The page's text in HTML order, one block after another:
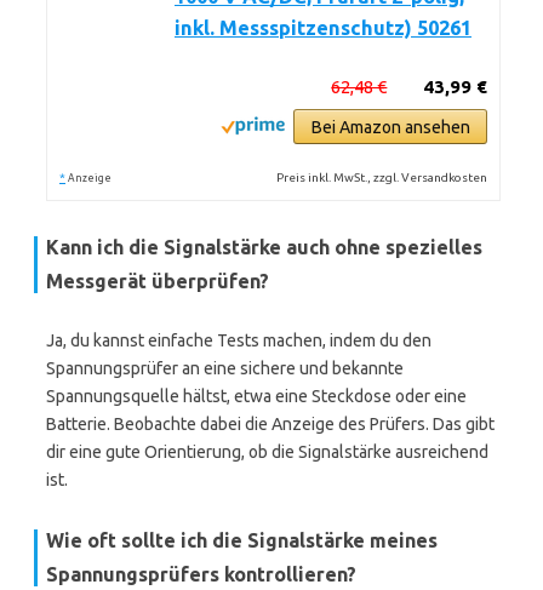
inkl. Messspitzenschutz) 50261
43,99 €
62,48 €
Bei Amazon ansehen
* Anzeige Preis inkl. MwSt., zzgl. Versandkosten
Kann ich die Signalstärke auch ohne spezielles
Messgerät überprüfen?
Ja, du kannst einfache Tests machen, indem du den
Spannungsprüfer an eine sichere und bekannte
Spannungsquelle hältst, etwa eine Steckdose oder eine
Batterie. Beobachte dabei die Anzeige des Prüfers. Das gibt
dir eine gute Orientierung, ob die Signalstärke ausreichend
ist.
Wie oft sollte ich die Signalstärke meines
Spannungsprüfers kontrollieren?